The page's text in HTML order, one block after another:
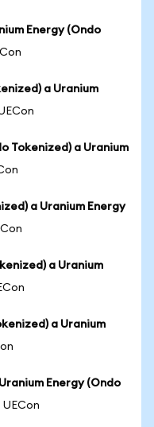
Energy (Ondo
a Uranium
Tokenized) a Uranium
a Uranium Energy
a Uranium
a Uranium
Energy (Ondo